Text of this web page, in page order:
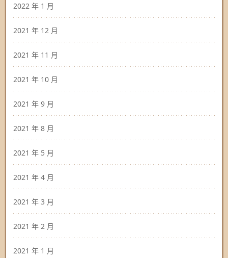
2022 年 1 月
2021 年 12 月
2021 年 11 月
2021 年 10 月
2021 年 9 月
2021 年 8 月
2021 年 5 月
2021 年 4 月
2021 年 3 月
2021 年 2 月
2021 年 1 月